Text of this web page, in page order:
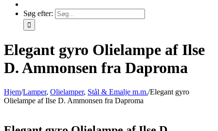
Søg efter:
Elegant gyro Olielampe af Ilse
D. Ammonsen fra Daproma
Hjem/Lamper, Olielamper, Stål & Emalje m.m./Elegant gyro
Olielampe af Ilse D. Ammonsen fra Daproma